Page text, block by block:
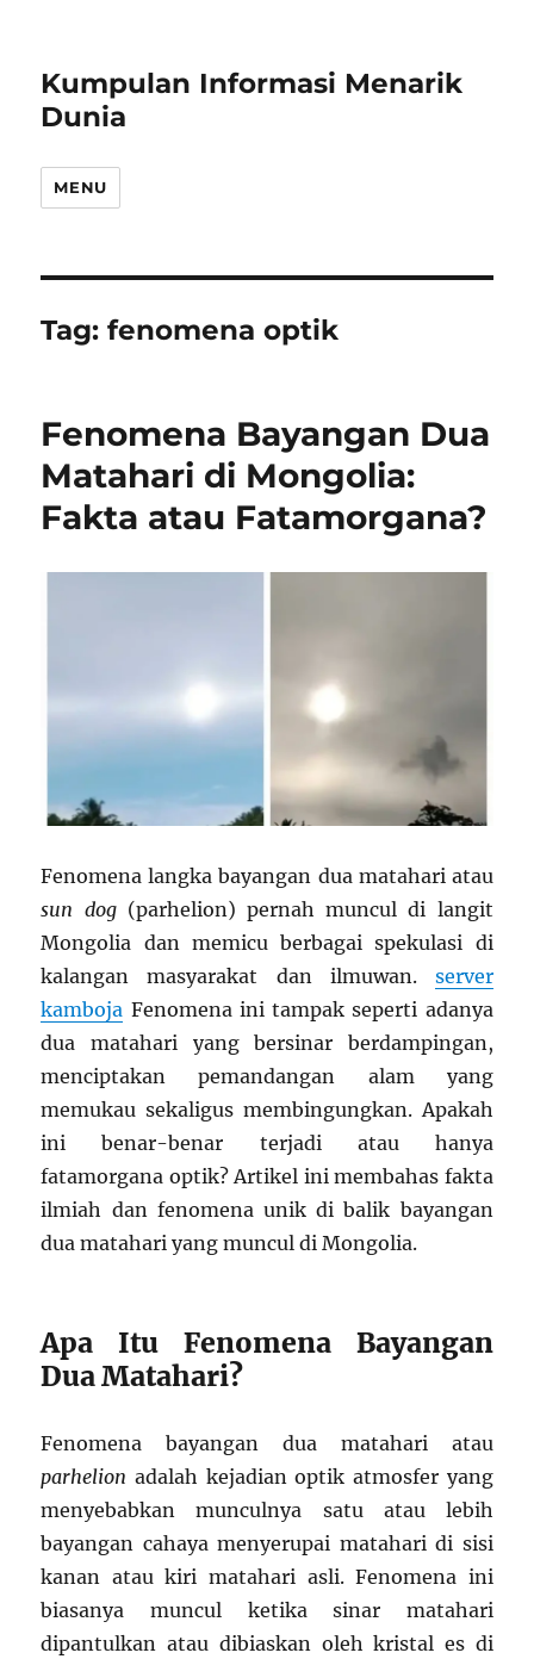
Kumpulan Informasi Menarik
Dunia
MENU
Tag:fenomena optik
Fenomena Bayangan Dua
Matahari di Mongolia:
Fakta atau Fatamorgana?
Fenomena langka bayangan dua matahari atau
sun dog(parhelion) pernah muncul di langit
Mongolia dan memicu berbagai spekulasi di
kalangan masyarakat dan ilmuwan. server
kamboja Fenomena ini tampak seperti adanya
dua matahari yang bersinar berdampingan,
menciptakan pemandangan alam yang
memukau sekaligus membingungkan. Apakah
ini benar-benar terjadi atau hanya
fatamorgana optik? Artikel ini membahas fakta
ilmiah dan fenomena unik di balik bayangan
dua matahari yang muncul di Mongolia.
Apa Itu Fenomena Bayangan
Dua Matahari?
Fenomena bayangan dua matahari atau
parhelion adalah kejadian optik atmosfer yang
menyebabkan munculnya satu atau lebih
bayangan cahaya menyerupai matahari di sisi
kanan atau kiri matahari asli. Fenomena ini
biasanya muncul ketika sinar matahari
dipantulkan atau dibiaskan oleh kristal es di